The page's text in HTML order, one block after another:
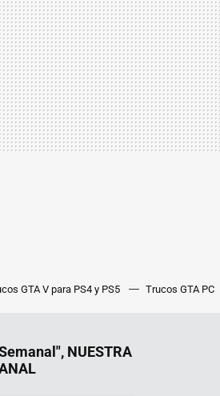
GTA V para PS4 y PS5 Trucos GTA PC
NUESTRA